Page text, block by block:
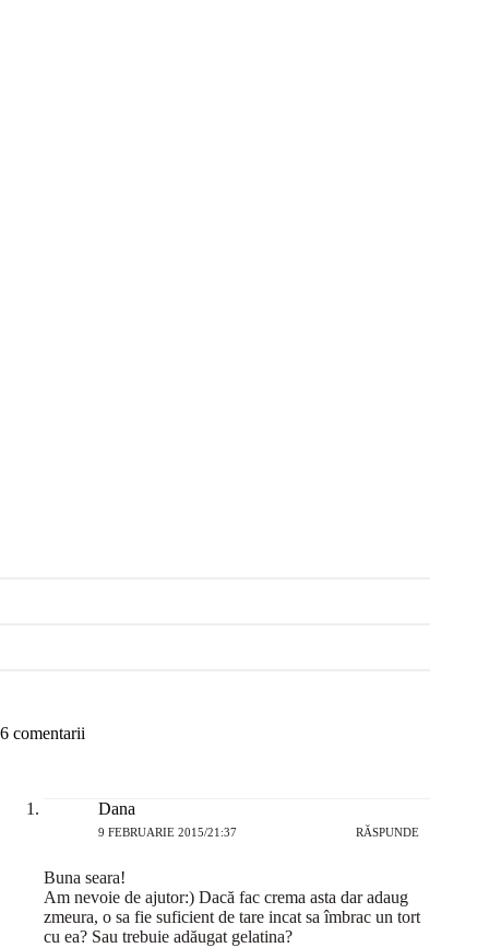
6 comentarii
Dana
9 FEBRUARIE 2015/21:37 RĂSPUNDE
Buna seara!
Am nevoie de ajutor:) Dacă fac crema asta dar adaug
zmeura, o sa fie suficient de tare incat sa îmbrac un tort
cu ea? Sau trebuie adăugat gelatina?